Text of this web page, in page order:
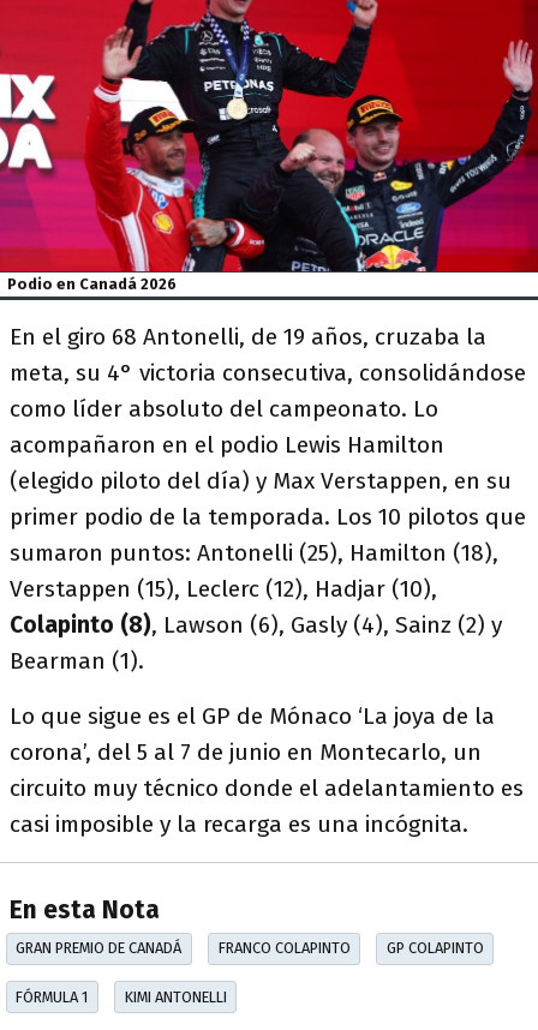
Podio en Canadá 2026
En el giro 68 Antonelli, de 19 años, cruzaba la
meta, su 4° victoria consecutiva, consolidándose
como líder absoluto del campeonato. Lo
acompañaron en el podio Lewis Hamilton
(elegido piloto del día) y Max Verstappen, en su
primer podio de la temporada. Los 10 pilotos que
sumaron puntos: Antonelli (25), Hamilton (18),
Verstappen (15), Leclerc (12), Hadjar (10),
Colapinto (8), Lawson (6), Gasly (4), Sainz (2) y
Bearman (1).
Lo que sigue es el GP de Mónaco ‘La joya de la
corona’, del 5 al 7 de junio en Montecarlo, un
circuito muy técnico donde el adelantamiento es
casi imposible y la recarga es una incógnita.
En esta Nota
GRAN PREMIO DE CANADÁ FRANCO COLAPINTO GP COLAPINTO
FÓRMULA 1 KIMI ANTONELLI